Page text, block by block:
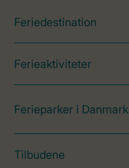
Feriedestination
Ferieaktiviteter
Ferieparker i Danmark
Tilbudene